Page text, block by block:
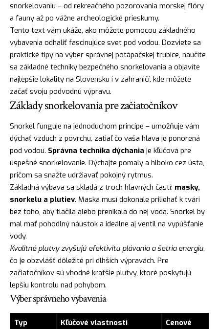
snorkelovaniu – od rekreačného pozorovania morskej flóry
a fauny až po vážne archeologické prieskumy.
Tento text vám ukáže, ako môžete pomocou základného
vybavenia odhaliť fascinujúce svet pod vodou. Dozviete sa
praktické tipy na výber správnej potápačskej trubice, naučíte
sa základné techniky bezpečného snorkelovania a objavíte
najlepšie lokality na Slovensku i v zahraničí, kde môžete
začať svoju podvodnú výpravu.
Základy snorkelovania pre začiatočníkov
Snorkel funguje na jednoduchom princípe – umožňuje vám
dýchať vzduch z povrchu, zatiaľ čo vaša hlava je ponorená
pod vodou. Správna technika dýchania je kľúčová pre
úspešné snorkelovanie. Dýchajte pomaly a hlboko cez ústa,
pričom sa snažte udržiavať pokojný rytmus.
Základná výbava sa skladá z troch hlavných častí: masky,
snorkelu a plutiev. Maska musí dokonale priliehať k tvári
bez toho, aby tlačila alebo prenikala do nej voda. Snorkel by
mal mať pohodlný náustok a ideálne aj ventil na vypúšťanie
vody.
Kvalitné plutvy zvyšujú efektivitu plávania a šetria energiu,
čo je obzvlášť dôležité pri dlhších výpravách. Pre
začiatočníkov sú vhodné kratšie plutvy, ktoré poskytujú
lepšiu kontrolu nad pohybom.
Výber správneho vybavenia
Typ
Kľúčové vlastnosti
Cenové